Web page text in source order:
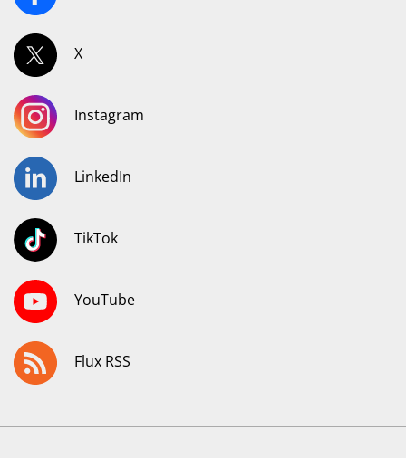
X
Instagram
LinkedIn
TikTok
YouTube
Flux RSS